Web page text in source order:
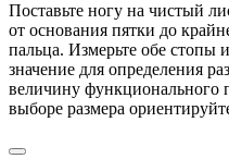
Поставьте ногу на чистый
от основания пятки до
пальца. Измерьте обе стопы
значение для определения
величину
выборе размера